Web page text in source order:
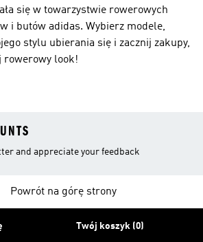
się w towarzystwie rowerowych
i butów adidas. Wybierz modele,
stylu ubierania się i zacznij zakupy,
rowerowy look!
and appreciate your feedback
Powrót na górę strony
Twój koszyk (0)